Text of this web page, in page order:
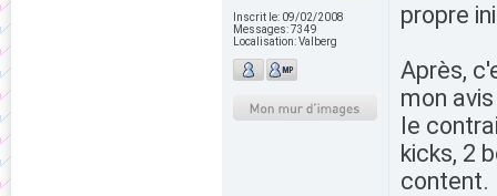
Inscrit le: 09/02/2008
Messages:7349
Localisation:Valberg
propre
Après,
mon
le
kicks, 2
content.